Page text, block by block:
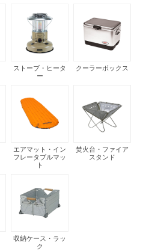
ストーブ・ヒータ
ー
クーラーボックス
エアマット・イン
フレータブルマッ
ト
焚火台・ファイア
スタンド
収納ケース・ラッ
ク